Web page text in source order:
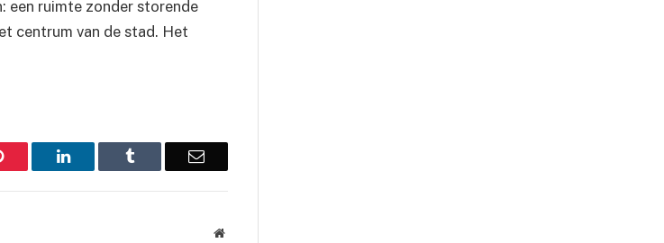
een ruimte zonder storende
centrum van de stad. Het
Pinterest LinkedIn Tumblr Email
Website